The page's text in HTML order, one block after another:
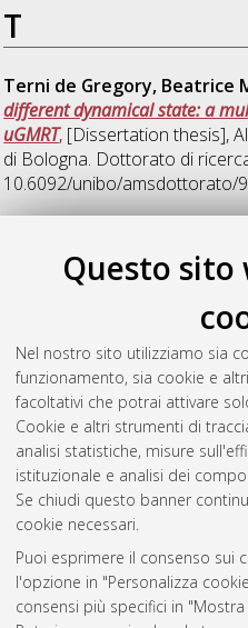
Questo sito
Nel nostro sito utilizziamo sia
funzionamento, sia cookie e
facoltativi che potrai attivare
Cookie e altri strumenti di
analisi statistiche, misure
istituzionale e analisi dei
Se chiudi questo banner
cookie necessari.
Puoi esprimere il consenso sui
l'opzione in "Personalizza
consensi più specifici in
T
Terni de Gregory, Beatrice
different dynamical state: a
uGMRT, [Dissertation thesis],
di Bologna. Dottorato di
10.6092/unibo/amsdottorato/
,
Studiorum Università di
Astronomia, 29 Ciclo. DOI
Questa lista e' stata
Atom
Rss 1.0
Rss 2.0